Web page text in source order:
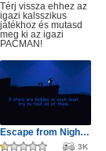
Térj vissza ehhez az
igazi kalsszikus
játékhoz és mutasd
meg ki az igazi
PACMAN!
Escape from Nightmare
3K